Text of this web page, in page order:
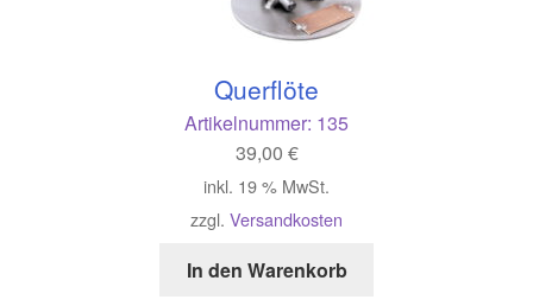
Querflöte
Artikelnummer: 135
39,00 €
inkl. 19 % MwSt.
zzgl. Versandkosten
In den Warenkorb